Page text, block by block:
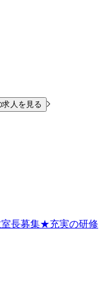
人を見る
室長募集★充実の研修